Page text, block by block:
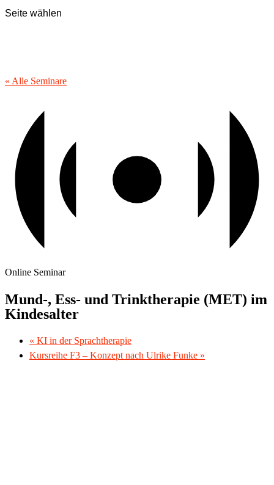
Seite wählen
« Alle Seminare
Online Seminar
Mund-, Ess- und Trinktherapie (MET) im
Kindesalter
« KI in der Sprachtherapie
Kursreihe F3 – Konzept nach Ulrike Funke »